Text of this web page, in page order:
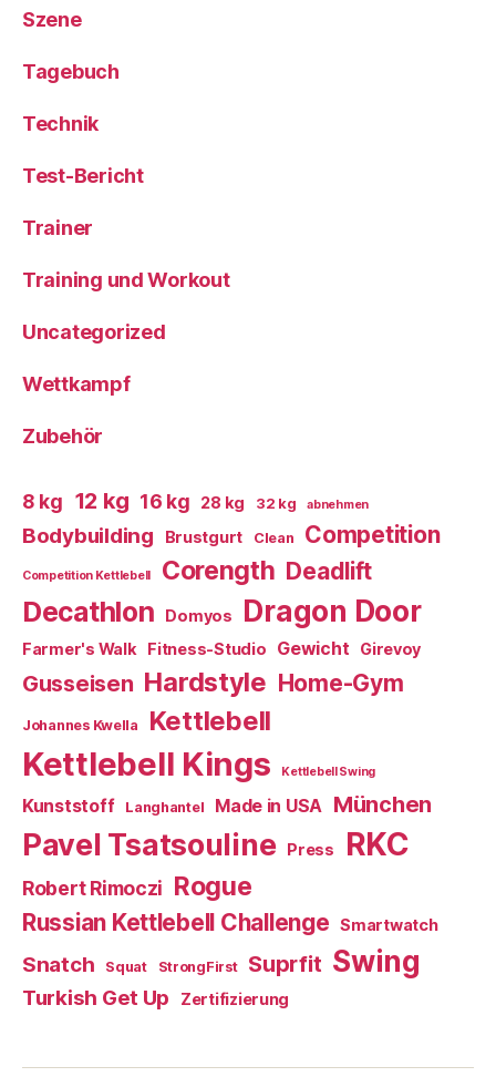
Szene
Tagebuch
Technik
Test-Bericht
Trainer
Training und Workout
Uncategorized
Wettkampf
Zubehör
8 kg 12 kg 16 kg 28 kg 32 kg abnehmen
Bodybuilding Brustgurt Clean Competition
Competition Kettlebell Corength Deadlift
Decathlon Domyos Dragon Door
Farmer's Walk Fitness-Studio Gewicht Girevoy
Gusseisen Hardstyle Home-Gym
Johannes Kwella Kettlebell
Kettlebell Kings Kettlebell Swing
Kunststoff Langhantel Made in USA München
Pavel Tsatsouline Press RKC
Robert Rimoczi Rogue
Russian Kettlebell Challenge Smartwatch
Snatch Squat StrongFirst Suprfit Swing
Turkish Get Up Zertifizierung